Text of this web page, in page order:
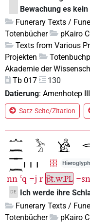
Bewachung es
Funerary Texts /
Totenbücher
pKairo
Texts from Various
Projekten
Akademie der
Tb 017
130
Datierung: Amenhotep
Satz-Seite/Zitation
nn ꜥq =j r jꜣṯ.w.PL =sn
DE
Ich werde ihre
Funerary Texts /
Totenbücher
pKairo